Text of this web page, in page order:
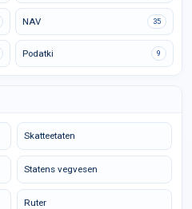
NAV 35
Podatki 9
Skatteetaten
Statens vegvesen
Ruter